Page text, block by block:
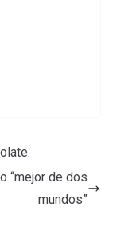
“mejor de dos
mundos”